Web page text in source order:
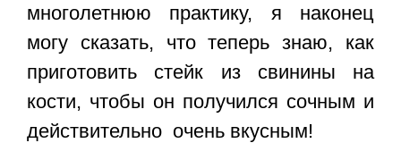
многолетнюю практику, я наконец
могу сказать, что теперь знаю, как
приготовить стейк из свинины на
кости, чтобы он получился сочным и
действительно очень вкусным!